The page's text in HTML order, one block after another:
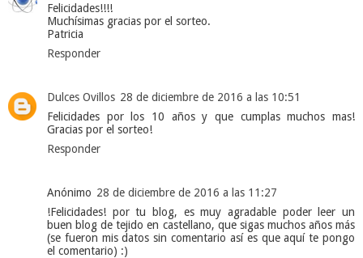
Felicidades!!!!
Muchísimas gracias por el sorteo.
Patricia
Responder
Dulces Ovillos 28 de diciembre de 2016 a las 10:51
Felicidades por los 10 años y que cumplas muchos mas!
Gracias por el sorteo!
Responder
Anónimo 28 de diciembre de 2016 a las 11:27
!Felicidades! por tu blog, es muy agradable poder leer un
buen blog de tejido en castellano, que sigas muchos años más
(se fueron mis datos sin comentario así es que aquí te pongo
el comentario) :)